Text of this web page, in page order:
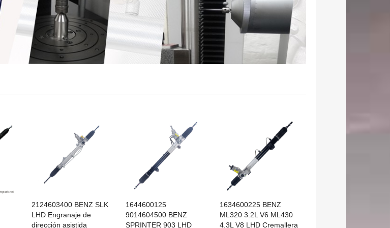
2124603400 BENZ SLK
LHD Engranaje de
dirección asistida
1644600125
9014604500 BENZ
SPRINTER 903 LHD
1634600225 BENZ
ML320 3.2L V6 ML430
4.3L V8 LHD Cremallera